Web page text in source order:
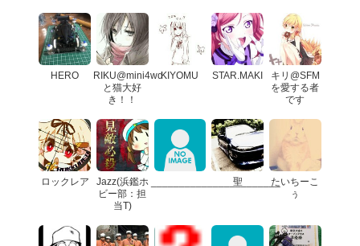
HERO
RIKU@mini4wd
と猫大好
き！！
KIYOMU STAR.MAKI
キリ@SFM
を愛する者
です
ロックレア
Jazz(浜鑑ホ
ビー部：担
当T)
_______________________
聖
たいちーこ
ぅ